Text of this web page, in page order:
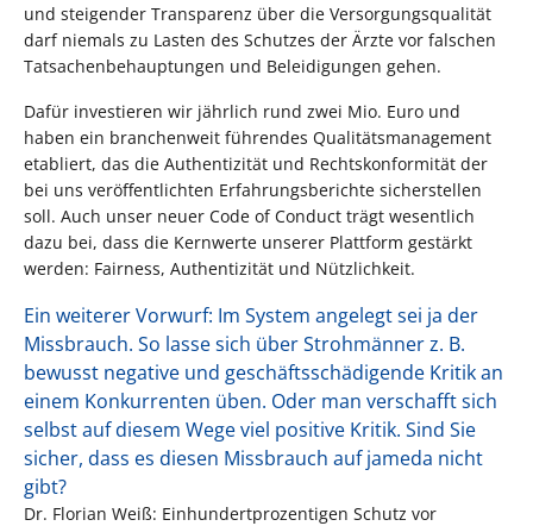
und steigender Transparenz über die Versorgungsqualität
darf niemals zu Lasten des Schutzes der Ärzte vor falschen
Tatsachenbehauptungen und Beleidigungen gehen.
Dafür investieren wir jährlich rund zwei Mio. Euro und
haben ein branchenweit führendes Qualitätsmanagement
etabliert, das die Authentizität und Rechtskonformität der
bei uns veröffentlichten Erfahrungsberichte sicherstellen
soll. Auch unser neuer Code of Conduct trägt wesentlich
dazu bei, dass die Kernwerte unserer Plattform gestärkt
werden: Fairness, Authentizität und Nützlichkeit.
Ein weiterer Vorwurf: Im System angelegt sei ja der
Missbrauch. So lasse sich über Strohmänner z. B.
bewusst negative und geschäftsschädigende Kritik an
einem Konkurrenten üben. Oder man verschafft sich
selbst auf diesem Wege viel positive Kritik. Sind Sie
sicher, dass es diesen Missbrauch auf jameda nicht
gibt?
Dr. Florian Weiß: Einhundertprozentigen Schutz vor